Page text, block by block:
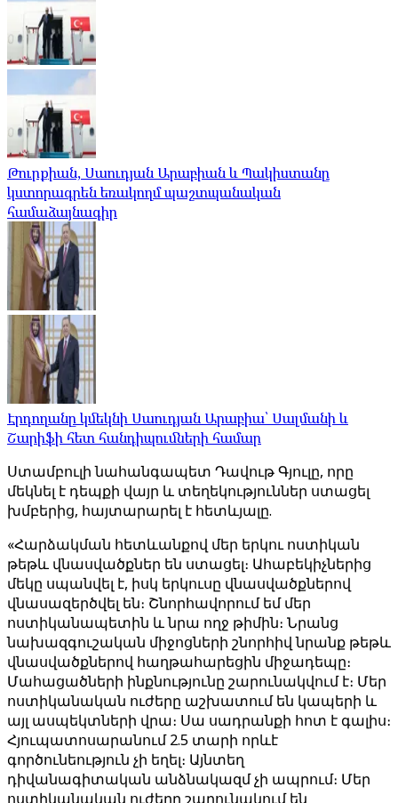
Թուրքիան, Սաուդյան Արաբիան և Պակիստանը
կստորագրեն եռակողմ պաշտպանական
համաձայնագիր
Էրդողանը կմեկնի Սաուդյան Արաբիա՝ Սալմանի և
Շարիֆի հետ հանդիպումների համար
Ստամբուլի նահանգապետ Դավութ Գյուլը, որը
մեկնել է դեպքի վայր և տեղեկություններ ստացել
խմբերից, հայտարարել է հետևյալը.
«Հարձակման հետևանքով մեր երկու ոստիկան
թեթև վնասվածքներ են ստացել։ Ահաբեկիչներից
մեկը սպանվել է, իսկ երկուսը վնասվածքներով
վնասազերծվել են։ Շնորհավորում եմ մեր
ոստիկանապետին և նրա ողջ թիմին։ Նրանց
նախազգուշական միջոցների շնորհիվ նրանք թեթև
վնասվածքներով հաղթահարեցին միջադեպը։
Մահացածների ինքնությունը շարունակվում է։ Մեր
ոստիկանական ուժերը աշխատում են կապերի և
այլ ասպեկտների վրա։ Սա սադրանքի հոտ է գալիս։
Հյուպատոսարանում 2.5 տարի որևէ
գործունեություն չի եղել։ Այնտեղ
դիվանագիտական ​​անձնակազմ չի ապրում։ Մեր
ոստիկանական ուժերը շարունակում են